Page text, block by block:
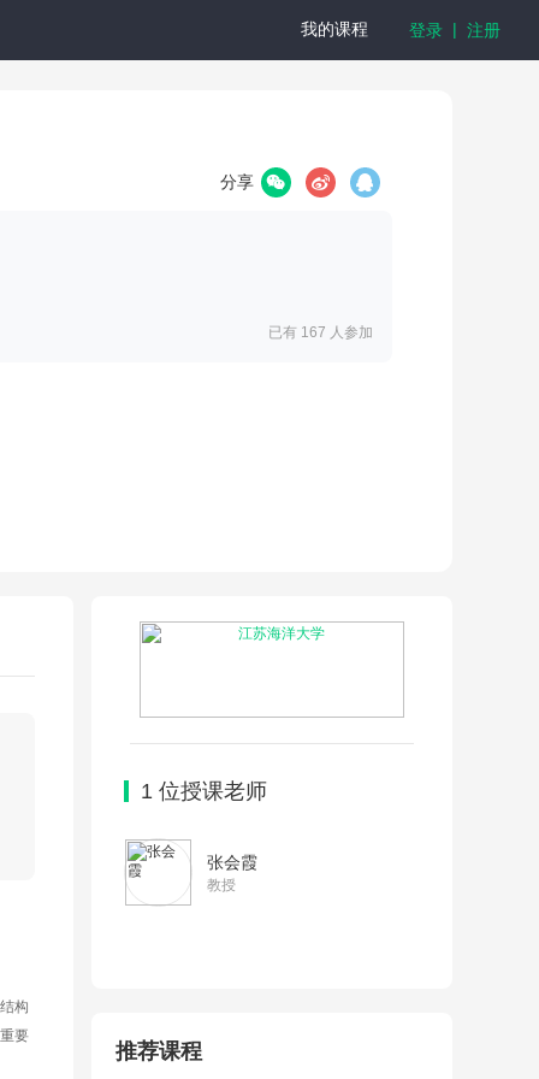
我的课程 登录 | 注册
分享
已有 167 人参加
构
要
1 位授课老师
张会霞
教授
推荐课程